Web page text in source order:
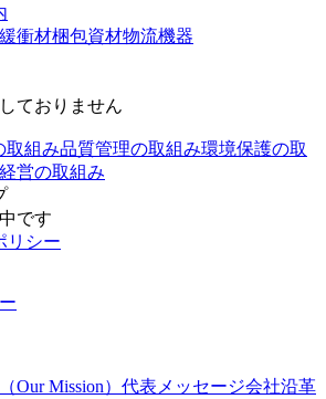
緩衝材梱包資材物流機器
ておりません
取組み品質管理の取組み環境保護の取
営の取組み
です
リシー
Our Mission） 代表メッセージ会社沿革